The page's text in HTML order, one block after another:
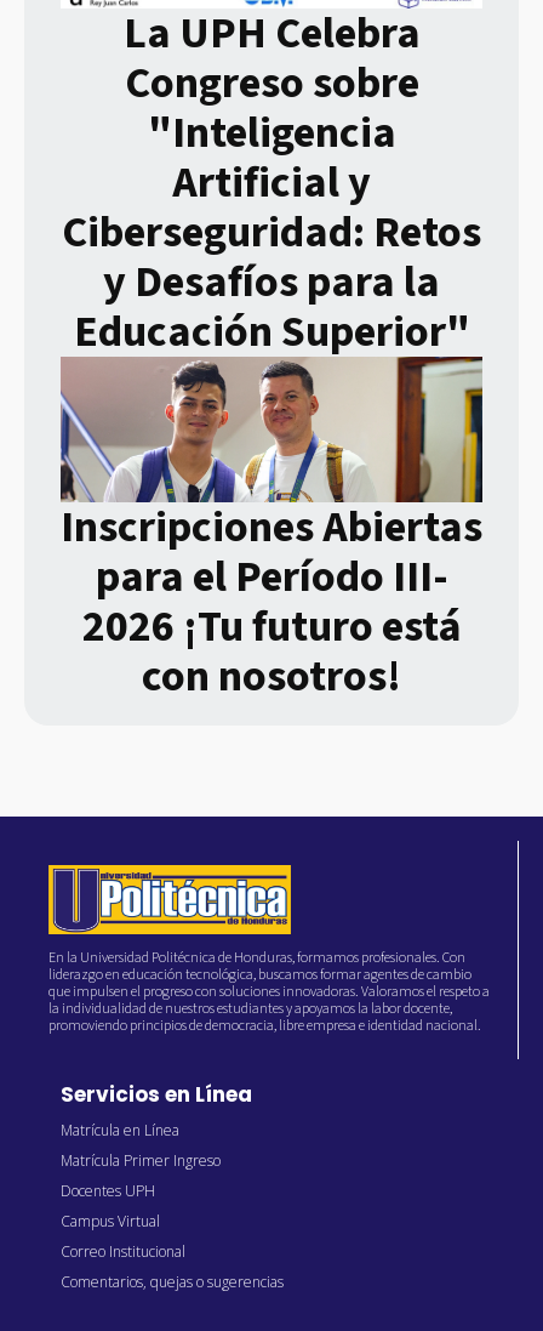
La UPH Celebra
Congreso sobre
"Inteligencia
Artificial y
Ciberseguridad: Retos
y Desafíos para la
Educación Superior"
Inscripciones Abiertas
para el Período III-
2026 ¡Tu futuro está
con nosotros!
En la Universidad Politécnica de Honduras, formamos profesionales. Con
liderazgo en educación tecnológica, buscamos formar agentes de cambio
que impulsen el progreso con soluciones innovadoras. Valoramos el respeto a
la individualidad de nuestros estudiantes y apoyamos la labor docente,
promoviendo principios de democracia, libre empresa e identidad nacional.
Servicios en Línea
Matrícula en Línea
Matrícula Primer Ingreso
Docentes UPH
Campus Virtual
Correo Institucional
Comentarios, quejas o sugerencias